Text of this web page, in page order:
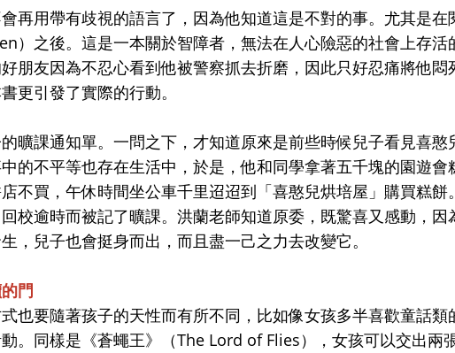
再用帶有歧視的語言了，因為他知道這是不對的事。尤其是在
）之後。這是一本關於智障者，無法在人心險惡的社會上存活
朋友因為不忍心看到他被警察抓去折磨，因此只好忍痛將他悶
更引發了實際的行動。
曠課通知單。一問之下，才知道原來是前些時候兒子看見喜憨
的不平等也存在生活中，於是，他和同學拿著五千塊的園遊會
不買，午休時間坐公車千里迢迢到「喜憨兒烘培屋」購買糕餅
校逾時而被記了曠課。洪蘭老師知道原委，既驚喜又感動，因
，兒子也會挺身而出，而且盡一己之力去改變它。
門
也要隨著孩子的天性而有所不同，比如像女孩多半喜歡童話類
。同樣是《蒼蠅王》（The Lord of Flies），女孩可以交出兩